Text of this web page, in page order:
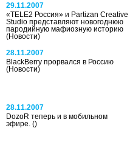
29.11.2007
«TELE2 Россия» и Partizan Creative
Studio представляют новогоднюю
пародийную мафиозную историю
(Новости)
28.11.2007
BlackBerry прорвался в Россию
(Новости)
28.11.2007
DozoR теперь и в мобильном
эфире. ()